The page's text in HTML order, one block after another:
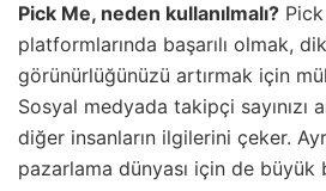
Pick Me, neden kullanılmalı?
platformlarında başarılı olmak,
görünürlüğünüzü artırmak için
Sosyal medyada takipçi sayınızı
diğer insanların ilgilerini çeker.
pazarlama dünyası için de büyük